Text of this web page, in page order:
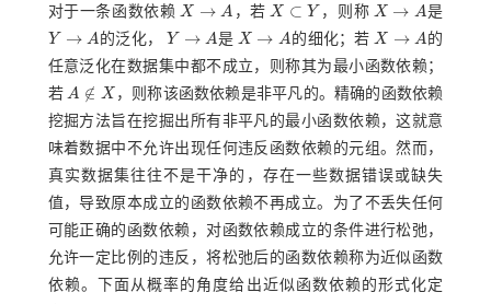
对于一条函数依赖 X → A
X→A ，若 X ⊂ Y
X⊂Y ，则称 X → A
X→A 是
Y → A
Y→A 的泛化， Y → A
Y→A 是 X → A
X→A 的细化；若 X → A
X→A
的
任意泛化在数据集中都不成立，则称其为最小函数依赖；
若 A ∉ X
A∉X
，则称该函数依赖是非平凡的。精确的函数依赖
挖掘方法旨在挖掘出所有非平凡的最小函数依赖，这就意
味着数据中不允许出现任何违反函数依赖的元组。然而，
真实数据集往往不是干净的，存在一些数据错误或缺失
值，导致原本成立的函数依赖不再成立。为了不丢失任何
可能正确的函数依赖，对函数依赖成立的条件进行松弛，
允许一定比例的违反，将松弛后的函数依赖称为近似函数
依赖。下面从概率的角度给出近似函数依赖的形式化定